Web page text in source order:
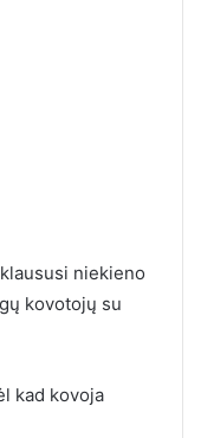
niekieno
kovotojų su
kad kovoja